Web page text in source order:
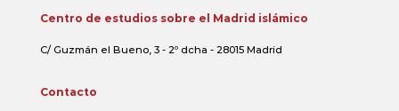
Centro de estudios sobre el Madrid islámico
C/ Guzmán el Bueno, 3 - 2º dcha - 28015 Madrid
Contacto